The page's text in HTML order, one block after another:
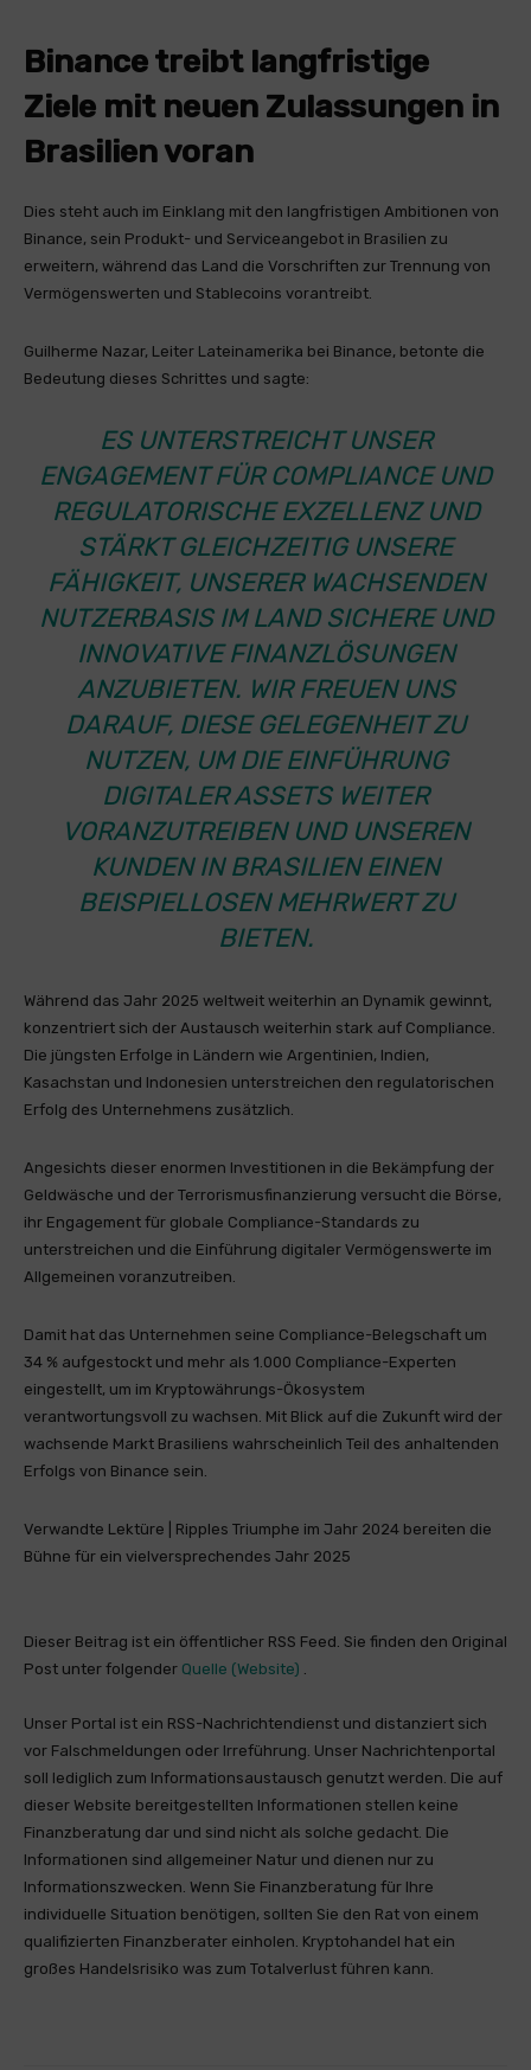
Binance treibt langfristige
Ziele mit neuen Zulassungen in
Brasilien voran
Dies steht auch im Einklang mit den langfristigen Ambitionen von
Binance, sein Produkt- und Serviceangebot in Brasilien zu
erweitern, während das Land die Vorschriften zur Trennung von
Vermögenswerten und Stablecoins vorantreibt.
Guilherme Nazar, Leiter Lateinamerika bei Binance, betonte die
Bedeutung dieses Schrittes und sagte:
ES UNTERSTREICHT UNSER
ENGAGEMENT FÜR COMPLIANCE UND
REGULATORISCHE EXZELLENZ UND
STÄRKT GLEICHZEITIG UNSERE
FÄHIGKEIT, UNSERER WACHSENDEN
NUTZERBASIS IM LAND SICHERE UND
INNOVATIVE FINANZLÖSUNGEN
ANZUBIETEN. WIR FREUEN UNS
DARAUF, DIESE GELEGENHEIT ZU
NUTZEN, UM DIE EINFÜHRUNG
DIGITALER ASSETS WEITER
VORANZUTREIBEN UND UNSEREN
KUNDEN IN BRASILIEN EINEN
BEISPIELLOSEN MEHRWERT ZU
BIETEN.
Während das Jahr 2025 weltweit weiterhin an Dynamik gewinnt,
konzentriert sich der Austausch weiterhin stark auf Compliance.
Die jüngsten Erfolge in Ländern wie Argentinien, Indien,
Kasachstan und Indonesien unterstreichen den regulatorischen
Erfolg des Unternehmens zusätzlich.
Angesichts dieser enormen Investitionen in die Bekämpfung der
Geldwäsche und der Terrorismusfinanzierung versucht die Börse,
ihr Engagement für globale Compliance-Standards zu
unterstreichen und die Einführung digitaler Vermögenswerte im
Allgemeinen voranzutreiben.
Damit hat das Unternehmen seine Compliance-Belegschaft um
34 % aufgestockt und mehr als 1.000 Compliance-Experten
eingestellt, um im Kryptowährungs-Ökosystem
verantwortungsvoll zu wachsen. Mit Blick auf die Zukunft wird der
wachsende Markt Brasiliens wahrscheinlich Teil des anhaltenden
Erfolgs von Binance sein.
Verwandte Lektüre | Ripples Triumphe im Jahr 2024 bereiten die
Bühne für ein vielversprechendes Jahr 2025
Dieser Beitrag ist ein öffentlicher RSS Feed. Sie finden den Original
Post unter folgender Quelle (Website) .
Unser Portal ist ein RSS-Nachrichtendienst und distanziert sich
vor Falschmeldungen oder Irreführung. Unser Nachrichtenportal
soll lediglich zum Informationsaustausch genutzt werden. Die auf
dieser Website bereitgestellten Informationen stellen keine
Finanzberatung dar und sind nicht als solche gedacht. Die
Informationen sind allgemeiner Natur und dienen nur zu
Informationszwecken. Wenn Sie Finanzberatung für Ihre
individuelle Situation benötigen, sollten Sie den Rat von einem
qualifizierten Finanzberater einholen. Kryptohandel hat ein
großes Handelsrisiko was zum Totalverlust führen kann.